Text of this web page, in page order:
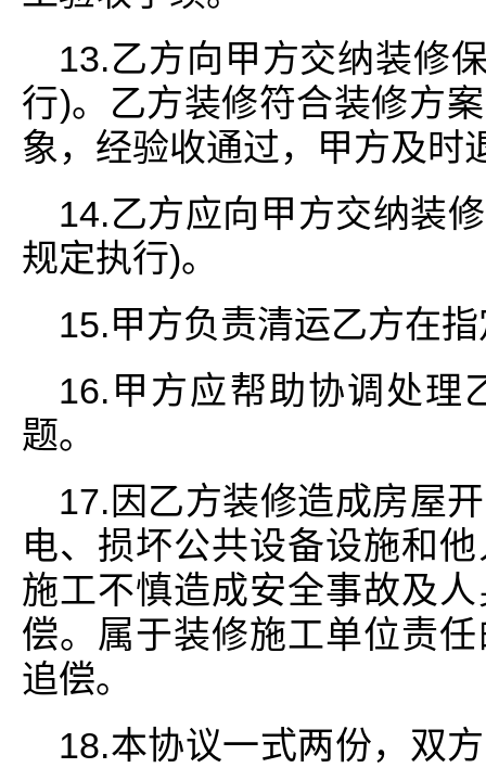
13.乙方向甲方交纳装修
行)。乙方装修符合装修方
象，经验收通过，甲方及时
14.乙方应向甲方交纳装
规定执行)。
15.甲方负责清运乙方在
16.甲方应帮助协调处理
题。
17.因乙方装修造成房屋
电、损坏公共设备设施和
施工不慎造成安全事故及
偿。属于装修施工单位责
追偿。
18.本协议一式两份，双